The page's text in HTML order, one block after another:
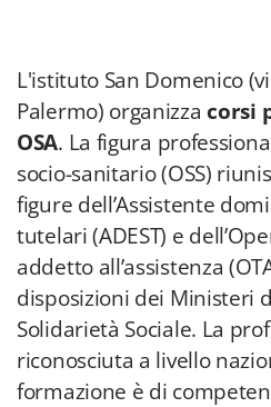
L'istituto San Domenico
Palermo) organizza corsi
OSA. La figura
socio-sanitario (OSS)
figure dell’Assistente
tutelari (ADEST) e
addetto all’assistenza
disposizioni dei Ministeri
Solidarietà Sociale. La
riconosciuta a livello
formazione è di